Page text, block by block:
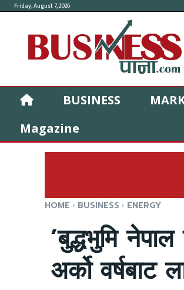
Friday, August 7, 2026
BUSINESS
Magazine
HOME BUSINESS ENERGY
’बुद्धभुमि
अर्को वर्षबाट